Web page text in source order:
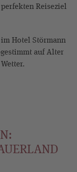
Reiseziel
Hotel Störmann
auf Alter